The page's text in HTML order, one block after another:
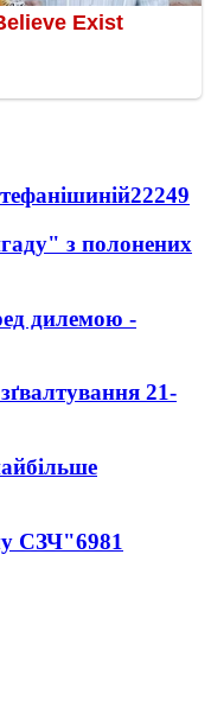
22249
з полонених
дилемою -
21-
СЗЧ"6981